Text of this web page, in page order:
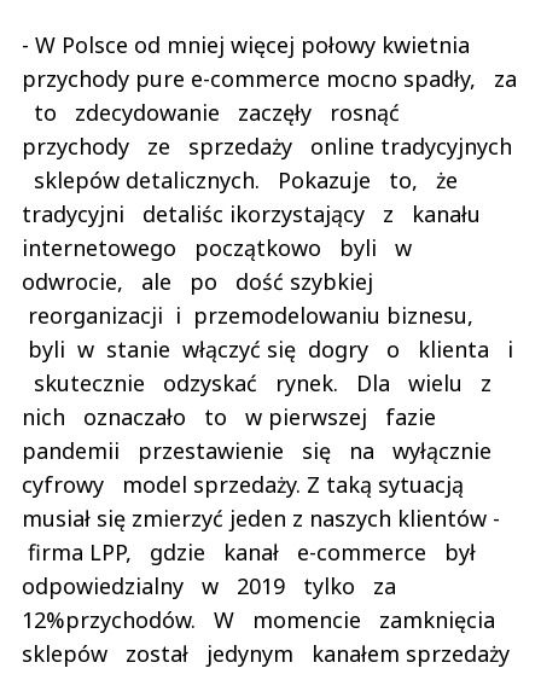
- W Polsce od mniej więcej połowy kwietnia
przychody pure e-commerce mocno spadły, za
to zdecydowanie zaczęły rosnąć
przychody ze sprzedaży online tradycyjnych
sklepów detalicznych. Pokazuje to, że
tradycyjni detaliśc ikorzystający z kanału
internetowego początkowo byli w
odwrocie, ale po dość szybkiej
reorganizacji i przemodelowaniu biznesu,
byli w stanie włączyć się dogry o klienta i
skutecznie odzyskać rynek. Dla wielu z
nich oznaczało to w pierwszej fazie
pandemii przestawienie się na wyłącznie
cyfrowy model sprzedaży. Z taką sytuacją
musiał się zmierzyć jeden z naszych klientów -
firma LPP, gdzie kanał e-commerce był
odpowiedzialny w 2019 tylko za
12%przychodów. W momencie zamknięcia
sklepów został jedynym kanałem sprzedaży